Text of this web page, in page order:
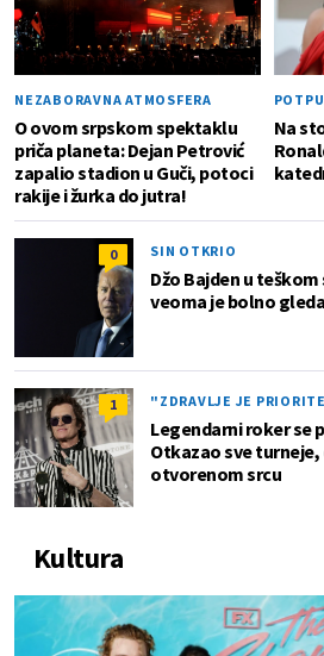
NEZABORAVNA ATMOSFERA
O ovom srpskom spektaklu
priča planeta: Dejan Petrović
zapalio stadion u Guči, potoci
rakije i žurka do jutra!
Na
0 SIN OTKRIO
Džo Bajden u
veoma je bolno
1 "ZDRAVLJE JE
Legendarni roker se
Otkazao sve
otvorenom srcu
Kultura